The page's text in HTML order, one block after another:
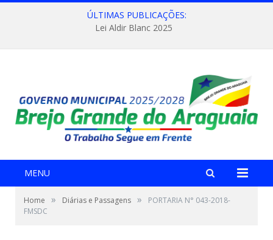
ÚLTIMAS PUBLICAÇÕES:
Lei Aldir Blanc 2025
MENU
Home » Diárias e Passagens »
PORTARIA N° 043-2018-
FMSDC